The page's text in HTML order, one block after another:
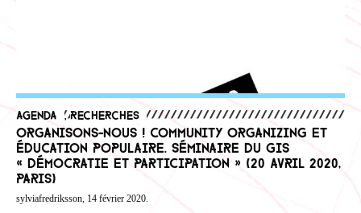
Agenda ,Recherches
Organisons-nous ! Community organizing et
éducation populaire. Séminaire du GIS
« Démocratie et Participation » (20 avril 2020,
Paris)
sylviafredriksson, 14 février 2020.